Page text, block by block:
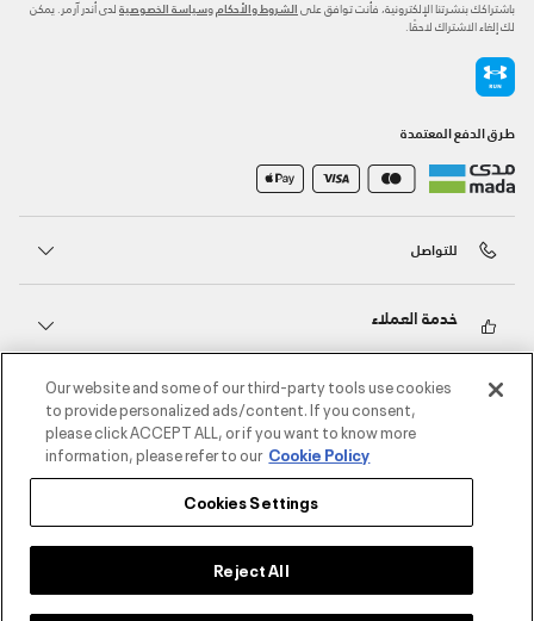
باشتراكك بنشرتنا الإلكترونية، فأنت توافق على الشروط والأحكام وسياسة الخصوصية لدى أندر آرمر. يمكن
لك إلغاء الاشتراك لاحقًا.
طرق الدفع المعتمدة
للتواصل
خدمة العملاء
حول أندر آرمر
أندر آرمر على الشبكات الاجتماعية
Our website and some of our third-party tools use cookies
to provide personalized ads/content. If you consent,
please click ACCEPT ALL, or if you want to know more
information, please refer to our Cookie Policy
Cookies Settings
Reject All